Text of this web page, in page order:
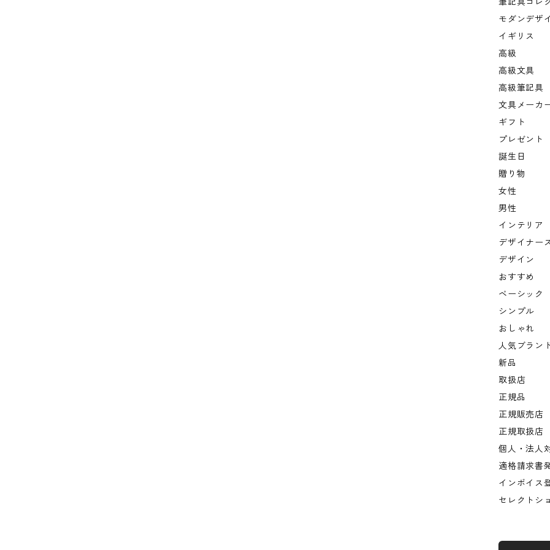
モダンデザ
イギリス
高級
高級文具
高級筆記具
文具メーカ
ギフト
プレゼント
誕生日
贈り物
女性
男性
インテリア
デザイナー
デザイン
おすすめ
ベーシック
シンプル
おしゃれ
人気ブラン
新品
取扱店
正規品
正規販売店
正規取扱店
個人・法人
適格請求書
インボイス
セレクトシ